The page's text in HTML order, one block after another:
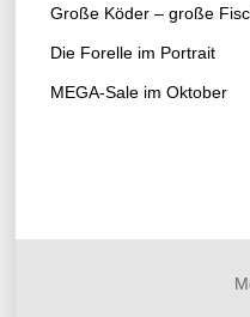
Große Köder – große
Die Forelle im Portrait
MEGA-Sale im Oktober